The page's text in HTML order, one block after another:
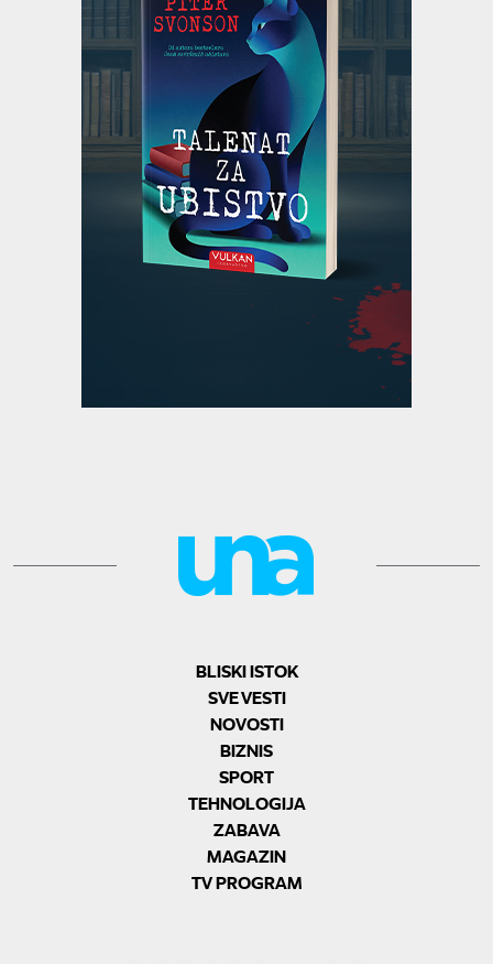
BLISKI ISTOK
SVE VESTI
NOVOSTI
BIZNIS
SPORT
TEHNOLOGIJA
ZABAVA
MAGAZIN
TV PROGRAM